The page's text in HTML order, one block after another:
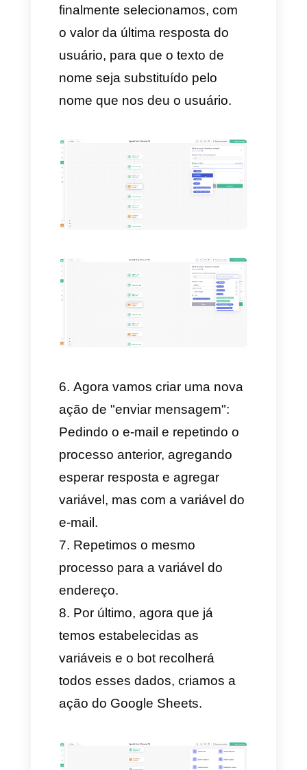
Depois vamos criar a
enviada ao usuário pedindo
seu nome.
Posteriormente, vamos criar
uma opção de aguardar uma
resposta para que o chatbot
espere que o usuário escreva
seu nome.
Depois vamos criar uma
esse dado que o usuário nos
caso selecionamos a variável